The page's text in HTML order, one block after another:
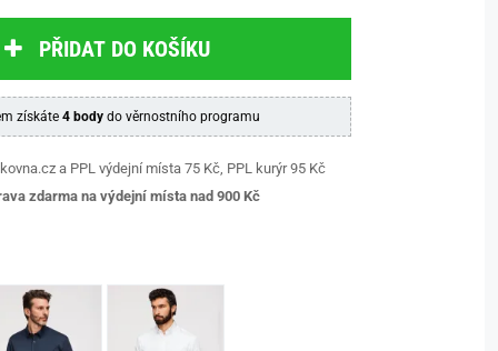
PŘIDAT DO KOŠÍKU
získáte 4 bodydo věrnostního programu
a PPL výdejní místa 75 Kč, PPL kurýr 95 Kč
zdarma na výdejní místa nad 900 Kč